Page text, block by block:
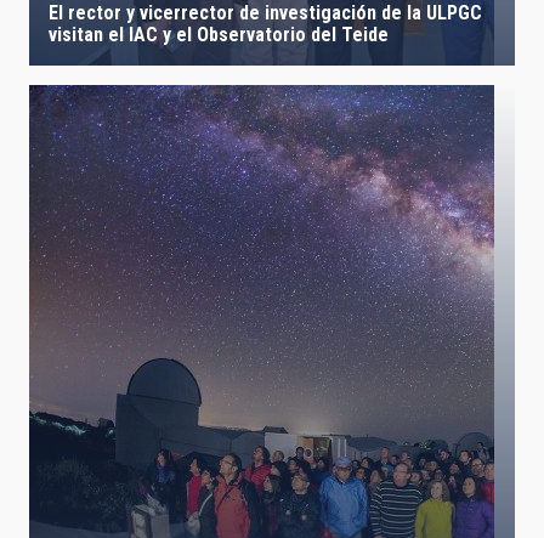
El rector y vicerrector de investigación de la ULPGC
visitan el IAC y el Observatorio del Teide